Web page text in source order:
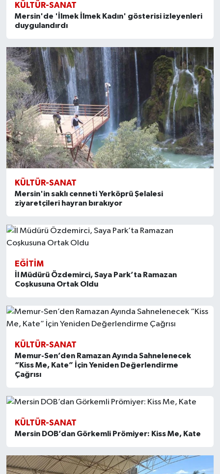
KÜLTÜR-SANAT
Mersin'de 'İlmek İlmek Kadın' gösterisi izleyenleri
duygulandırdı
KÜLTÜR-SANAT
Mersin'in saklı cenneti Yerköprü Şelalesi
ziyaretçileri hayran bırakıyor
EĞITIM
İl Müdürü Özdemirci, Saya Park’ta Ramazan
Coşkusuna Ortak Oldu
KÜLTÜR-SANAT
Memur-Sen’den Ramazan Ayında Sahnelenecek
“Kiss Me, Kate” İçin Yeniden Değerlendirme
Çağrısı
KÜLTÜR-SANAT
Mersin DOB’dan Görkemli Prömiyer: Kiss Me, Kate